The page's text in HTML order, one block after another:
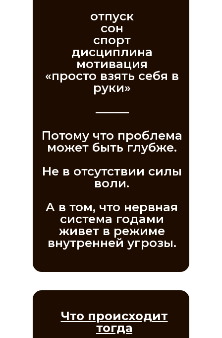
Что происходит
тогда
отпуск
сон
спорт
дисциплина
мотивация
«просто взять себя в
руки»
⸻
Потому что проблема
может быть глубже.
Не в отсутствии силы
воли.
А в том, что нервная
система годами
живет в режиме
внутренней угрозы.